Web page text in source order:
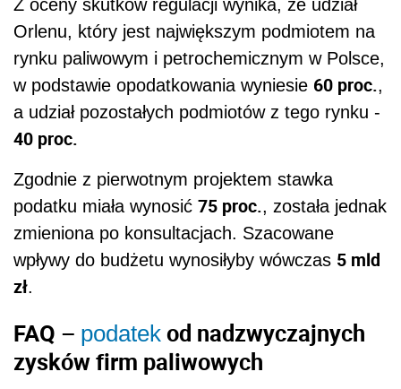
Z oceny skutków regulacji wynika, że udział
Orlenu, który jest największym podmiotem na
rynku paliwowym i petrochemicznym w Polsce,
w podstawie opodatkowania wyniesie 60 proc.,
a udział pozostałych podmiotów z tego rynku -
40 proc.
Zgodnie z pierwotnym projektem stawka
podatku miała wynosić 75 proc., została jednak
zmieniona po konsultacjach. Szacowane
wpływy do budżetu wynosiłyby wówczas 5 mld
zł.
FAQ – podatek od nadzwyczajnych
zysków firm paliwowych